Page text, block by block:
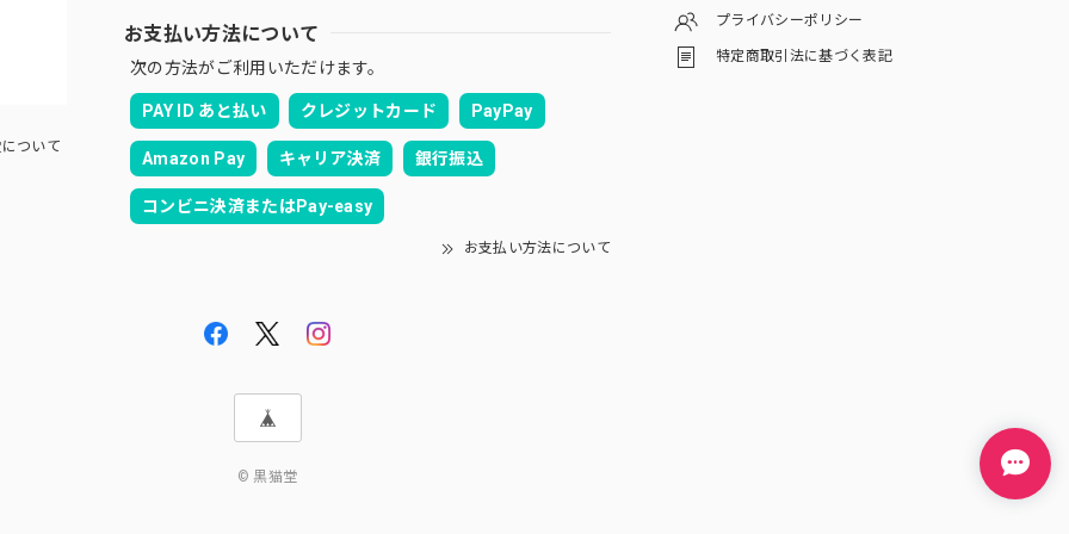
ついて
お支払い方法について
次の方法がご利用いただけます。
PAY ID あと払い クレジットカード PayPay
Amazon Pay キャリア決済 銀行振込
コンビニ決済またはPay-easy
お支払い方法について
プライバシーポリシー
特定商取引法に基づく表記
© 黒猫堂